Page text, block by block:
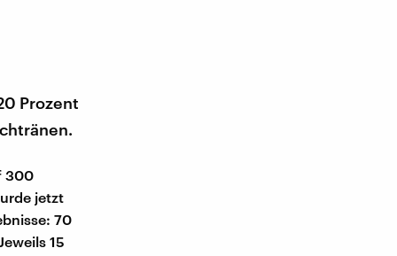
Prozent
300
jetzt
70
15